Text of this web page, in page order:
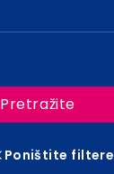
Pretražite
Poništite filtere